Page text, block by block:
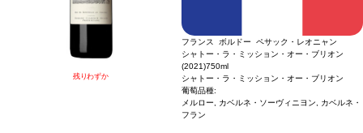
残りわずか
フランス ボルドー ペサック・レオニャン
シャトー・ラ・ミッション・オー・ブリオン
(2021)750ml
シャトー・ラ・ミッション・オー・ブリオン
葡萄品種:
メルロー, カベルネ・ソーヴィニヨン, カベルネ・
フラン